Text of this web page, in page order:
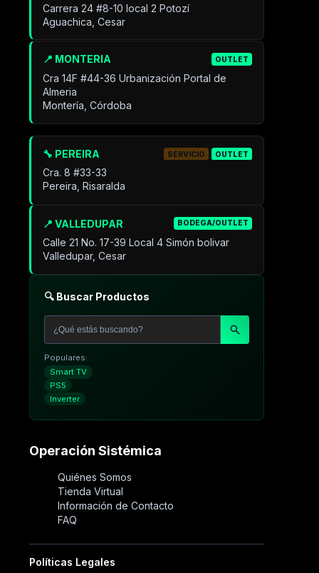
Carrera 24 #8-10 local 2 Potozí
Aguachica, Cesar
📍 MONTERIA OUTLET
Cra 14F #44-36 Urbanización Portal de
Almeria
Montería, Córdoba
📍 VALLEDUPAR BODEGA/OUTLET
Calle 21 No. 17-39 Local 4 Simón bolivar
Valledupar, Cesar
🔧 PEREIRA SERVICIO OUTLET
Cra. 8 #33-33
Pereira, Risaralda
🔍 Buscar Productos
Populares:
Smart TV
PS5
Inverter
Operación Sistémica
Quiénes Somos
Tienda Virtual
Información de Contacto
FAQ
Políticas Legales